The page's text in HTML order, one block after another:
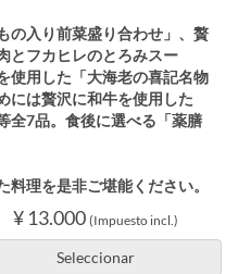
の入り前菜盛り合わせ」、贅
とフカヒレのとろみスー
使用した「大海老の喜記名物
には贅沢に和牛を使用した
全7品。食後に選べる「薬膳
理を是非ご堪能ください。
¥ 13.000 (Impuesto incl.)
Seleccionar